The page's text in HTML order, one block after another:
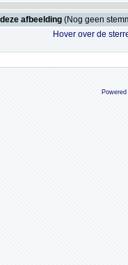
afbeelding (Nog geen
Hover over de